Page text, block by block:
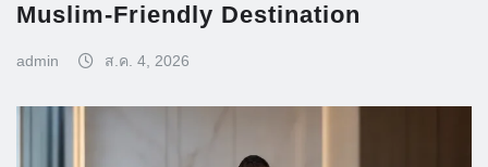
Muslim-Friendly Destination
admin ส.ค. 4, 2026